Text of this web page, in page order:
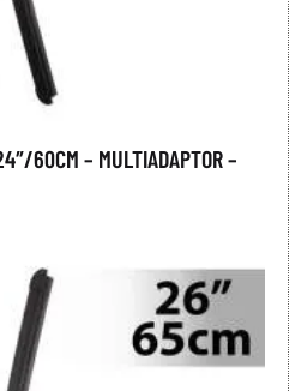
60CM – MULTIADAPTOR –